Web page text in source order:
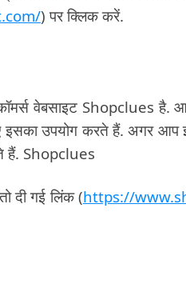
) पर क्लिक करें.
वेबसाइट Shopclues है.
इसका उपयोग करते हैं. अगर
हैं. Shopclues
दी गई लिंक (https://